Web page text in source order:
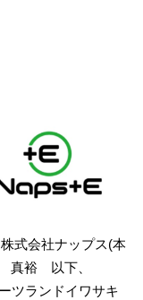
式会社ナップス(本
真裕 以下、
ツランドイワサキ